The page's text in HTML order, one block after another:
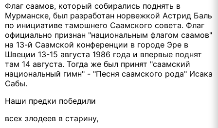
Флаг саамов, который собирались поднять в
Мурманске, был разработан норвежкой Астрид Баль
по инициативе тамошнего Саамского совета. Флаг
официально признан "национальным флагом саамов"
на 13-й Саамской конференции в городе Эре в
Швеции 13-15 августа 1986 года и впервые поднят
там 14 августа. Тогда же был принят "саамский
национальный гимн" - "Песня саамского рода" Исака
Сабы.
Наши предки победили
всех злодеев в старину,